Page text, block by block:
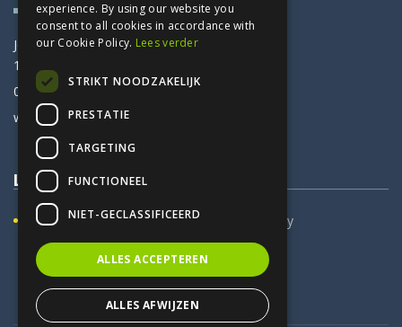
Jozef Van Elewijckstraat 61
1853 Strombeek-Bever
02 266 10 60
werner@deltafisc.be
Legal
Cookiebeleid Privacy Policy
experience. By using our website you
consent to all cookies in accordance with
our Cookie Policy. Lees verder
STRIKT NOODZAKELIJK
PRESTATIE
TARGETING
FUNCTIONEEL
NIET-GECLASSIFICEERD
ALLES ACCEPTEREN
ALLES AFWIJZEN